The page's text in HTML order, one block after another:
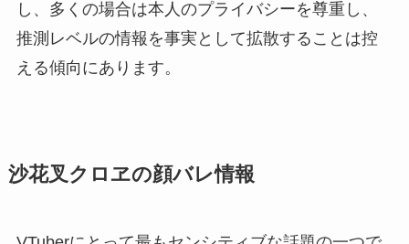
し、多くの場合は本人のプライバシーを尊重し、
推測レベルの情報を事実として拡散することは控
える傾向にあります。
沙花叉クロヱの顔バレ情報